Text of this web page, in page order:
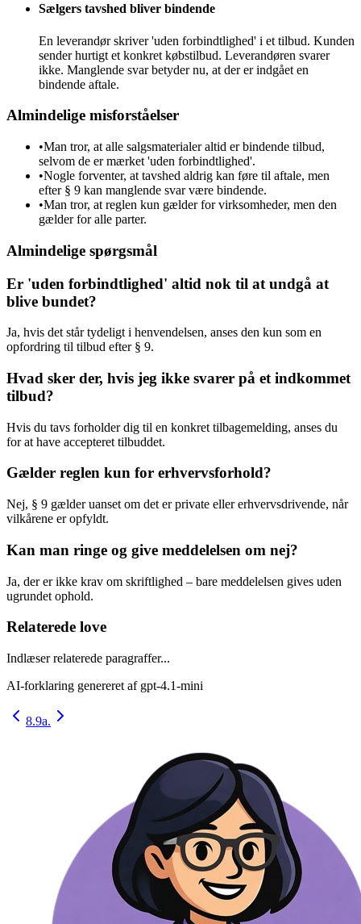
Sælgers tavshed bliver bindende
En leverandør skriver 'uden forbindtlighed' i et tilbud. Kunden
sender hurtigt et konkret købstilbud. Leverandøren svarer
ikke. Manglende svar betyder nu, at der er indgået en
bindende aftale.
Almindelige misforståelser
•Man tror, at alle salgsmaterialer altid er bindende tilbud,
selvom de er mærket 'uden forbindtlighed'.
•Nogle forventer, at tavshed aldrig kan føre til aftale, men
efter § 9 kan manglende svar være bindende.
•Man tror, at reglen kun gælder for virksomheder, men den
gælder for alle parter.
Almindelige spørgsmål
Er 'uden forbindtlighed' altid nok til at undgå at
blive bundet?
Ja, hvis det står tydeligt i henvendelsen, anses den kun som en
opfordring til tilbud efter § 9.
Hvad sker der, hvis jeg ikke svarer på et indkommet
tilbud?
Hvis du tavs forholder dig til en konkret tilbagemelding, anses du
for at have accepteret tilbuddet.
Gælder reglen kun for erhvervsforhold?
Nej, § 9 gælder uanset om det er private eller erhvervsdrivende, når
vilkårene er opfyldt.
Kan man ringe og give meddelelsen om nej?
Ja, der er ikke krav om skriftlighed – bare meddelelsen gives uden
ugrundet ophold.
Relaterede love
Indlæser relaterede paragraffer...
AI-forklaring genereret af gpt-4.1-mini
8.9a.